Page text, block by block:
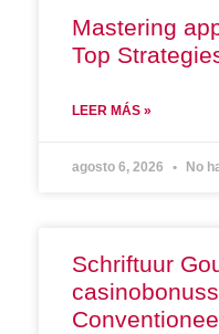
Mastering
Top
LEER MÁS »
agosto 6, 2026 No
Schriftuur